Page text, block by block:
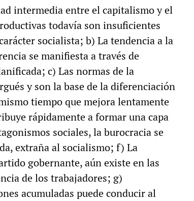
intermedia entre el capitalismo y el
todavía son insuficientes
socialista; b) La tendencia a la
se manifiesta a través de
c) Las normas de la
y son la base de la diferenciación
tiempo que mejora lentamente
rápidamente a formar una capa
sociales, la burocracia se
extraña al socialismo; f) La
gobernante, aún existe en las
de los trabajadores; g)
acumuladas puede conducir al